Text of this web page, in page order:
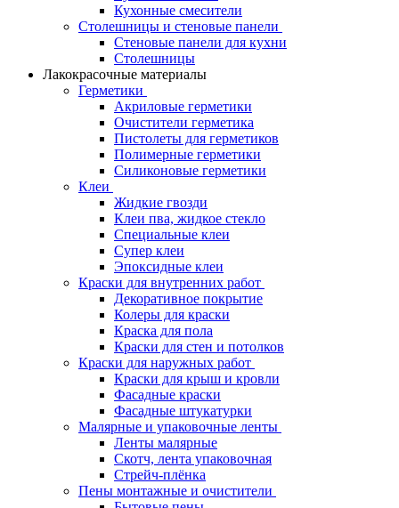
Кухонные смесители
Столешницы и стеновые панели
Стеновые панели для кухни
Столешницы
Лакокрасочные материалы
Герметики
Акриловые герметики
Очистители герметика
Пистолеты для герметиков
Полимерные герметики
Силиконовые герметики
Клеи
Жидкие гвозди
Клеи пва, жидкое стекло
Специальные клеи
Супер клеи
Эпоксидные клеи
Краски для внутренних работ
Декоративное покрытие
Колеры для краски
Краска для пола
Краски для стен и потолков
Краски для наружных работ
Краски для крыш и кровли
Фасадные краски
Фасадные штукатурки
Малярные и упаковочные ленты
Ленты малярные
Скотч, лента упаковочная
Стрейч-плёнка
Пены монтажные и очистители